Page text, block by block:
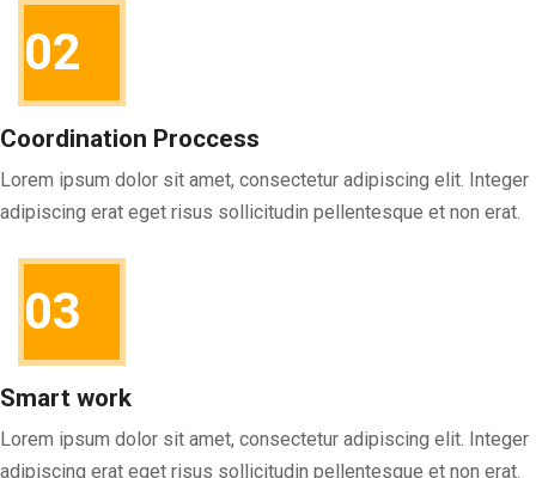
02
Coordination Proccess
Lorem ipsum dolor sit amet, consectetur adipiscing elit. Integer
adipiscing erat eget risus sollicitudin pellentesque et non erat.
03
Smart work
Lorem ipsum dolor sit amet, consectetur adipiscing elit. Integer
adipiscing erat eget risus sollicitudin pellentesque et non erat.